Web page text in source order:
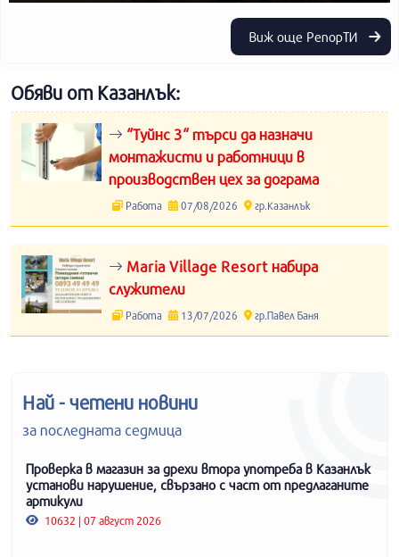
Виж още РепорТИ
Обяви от Казанлък:
“Туйнс 3“ търси да назначи
монтажисти и работници в
производствен цех за дограма
Работа 07/08/2026 гр.Казанлък
Maria Village Resort набира
служители
Работа 13/07/2026 гр.Павел Баня
Най - четени новини
за последната седмица
Проверка в магазин за дрехи втора употреба в Казанлък
установи нарушение, свързано с част от предлаганите
артикули
10632 | 07 август 2026